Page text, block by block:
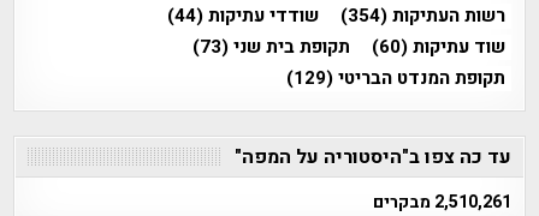
רשות העתיקות(354) שודדי עתיקות(44)
שוד עתיקות(60) תקופת בית שני(73)
תקופת המנדט הבריטי(129)
עד כה צפו ב"היסטוריה על המפה"
2,510,261 מבקרים